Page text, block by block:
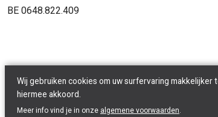
BE 0648.822.409
Wij gebruiken cookies om uw surfervaring
hiermee akkoord.
Meer info vind je in onze algemene voorwaarden.